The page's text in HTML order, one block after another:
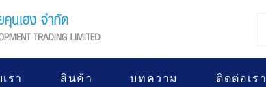
รา สินค้า บทความ ติดต่อเรา